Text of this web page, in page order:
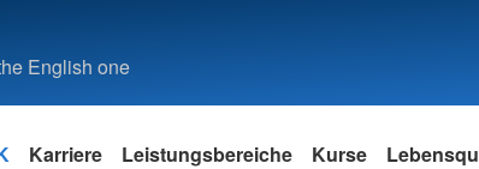
English one
Karriere Leistungsbereiche Kurse